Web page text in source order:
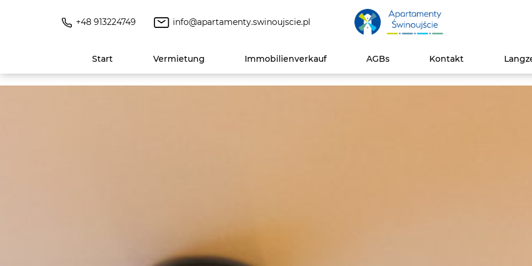
+48 913224749 info@apartamenty.swinoujscie.pl
Start Vermietung Immobilienverkauf AGBs Kontakt